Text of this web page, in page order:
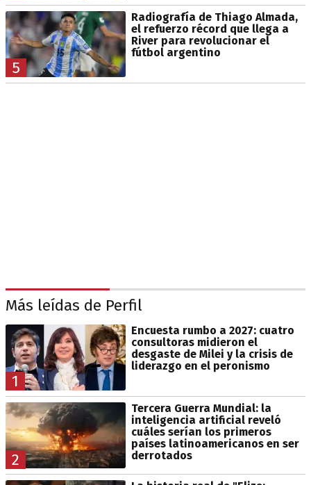
5
Radiografía de Thiago Almada,
el refuerzo récord que llega a
River para revolucionar el
fútbol argentino
Más leídas de Perfil
1
Encuesta rumbo a 2027: cuatro
consultoras midieron el
desgaste de Milei y la crisis de
liderazgo en el peronismo
2
Tercera Guerra Mundial: la
inteligencia artificial reveló
cuáles serían los primeros
países latinoamericanos en ser
derrotados